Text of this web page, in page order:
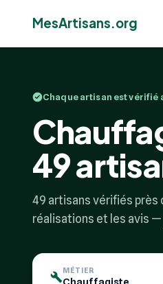
MesArtisans.org
Chaque artisan est vérifié
49
49 artisans vérifiés près
réalisations et les avis
MÉTIER